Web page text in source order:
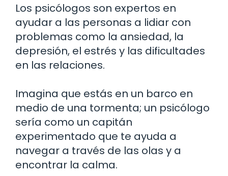
Los psicólogos son expertos en
ayudar a las personas a lidiar con
problemas como la ansiedad, la
depresión, el estrés y las dificultades
en las relaciones.
Imagina que estás en un barco en
medio de una tormenta; un psicólogo
sería como un capitán
experimentado que te ayuda a
navegar a través de las olas y a
encontrar la calma.